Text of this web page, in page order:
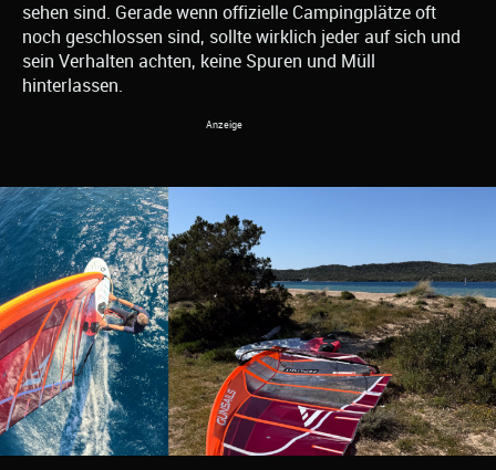
sehen sind. Gerade wenn offizielle Campingplätze oft
noch geschlossen sind, sollte wirklich jeder auf sich und
sein Verhalten achten, keine Spuren und Müll
hinterlassen.